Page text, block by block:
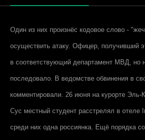
Один из них произнёс кодовое слово -
осуществить атаку. Офицер, получивший
в соответствующий департамент МВД, но
последовало. В ведомстве обвинения в
комментировали. 26 июня на курорте Эль-
Сус местный студент расстрелял в отеле
среди них одна россиянка. Ещё порядка